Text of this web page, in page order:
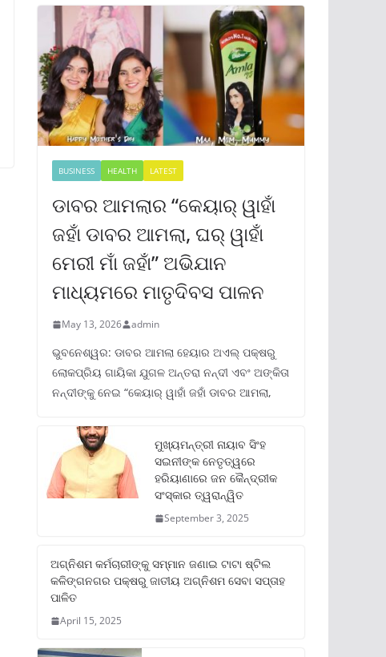
BUSINESS HEALTH LATEST
ଡାବର ଆମଲାର “କେୟାର୍ ୱାହାଁ
ଜହାଁ ଡାବର ଆମଲା, ଘର୍ ୱାହାଁ
ମେରୀ ମାଁ ଜହାଁ” ଅଭିଯାନ
ମାଧ୍ୟମରେ ମାତୃଦିବସ ପାଳନ
May 13, 2026 admin
ଭୁବନେଶ୍ୱର: ଡାବର ଆମଲା ହେୟାର ଅଏଲ୍ ପକ୍ଷରୁ
ଲୋକପ୍ରିୟ ଗାୟିକା ଯୁଗଳ ଅନ୍ତରା ନନ୍ଦୀ ଏବଂ ଅଙ୍କିତା
ନନ୍ଦୀଙ୍କୁ ନେଇ “କେୟାର୍ ୱାହାଁ ଜହାଁ ଡାବର ଆମଲା,
ମୁଖ୍ୟମନ୍ତ୍ରୀ ନାୟାବ ସିଂହ
ସଇନୀଙ୍କ ନେତୃତ୍ୱରେ
ହରିୟାଣାରେ ଜନ କୈନ୍ଦ୍ରୀକ
ସଂସ୍କାର ତ୍ୱରାନ୍ୱିତ
September 3, 2025
ଅଗ୍ନିଶମ କର୍ମଚାରୀଙ୍କୁ ସମ୍ମାନ ଜଣାଇ ଟାଟା ଷ୍ଟିଲ
କଳିଙ୍ଗନଗର ପକ୍ଷରୁ ଜାତୀୟ ଅଗ୍ନିଶମ ସେବା ସପ୍ତାହ
ପାଳିତ
April 15, 2025